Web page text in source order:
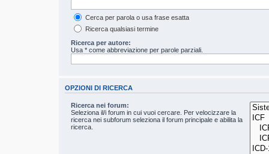
Cerca per parola o usa frase esatta
Ricerca qualsiasi termine
Ricerca per autore:
Usa * come abbreviazione per parole parziali.
OPZIONI DI RICERCA
Ricerca nei forum:
Seleziona il/i forum in cui vuoi cercare. Per velocizzare la
ricerca nei subforum seleziona il forum principale e abilita la
ricerca.